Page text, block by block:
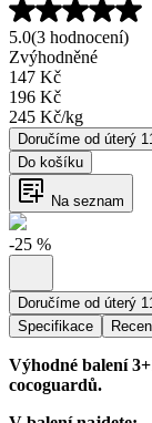
5.0(3 hodnocení)
Zvýhodněné
147 Kč
196 Kč
245 Kč/kg
Doručíme od úterý
Do košíku
Na seznam
-25 %
Doručíme od úterý
Specifikace
Výhodné balení
cocoguardů.